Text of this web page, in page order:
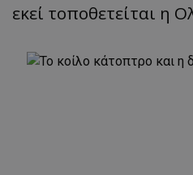
εκεί τοποθετείται η